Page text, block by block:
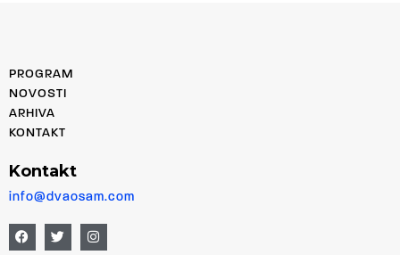
PROGRAM
NOVOSTI
ARHIVA
KONTAKT
Kontakt
info@dvaosam.com